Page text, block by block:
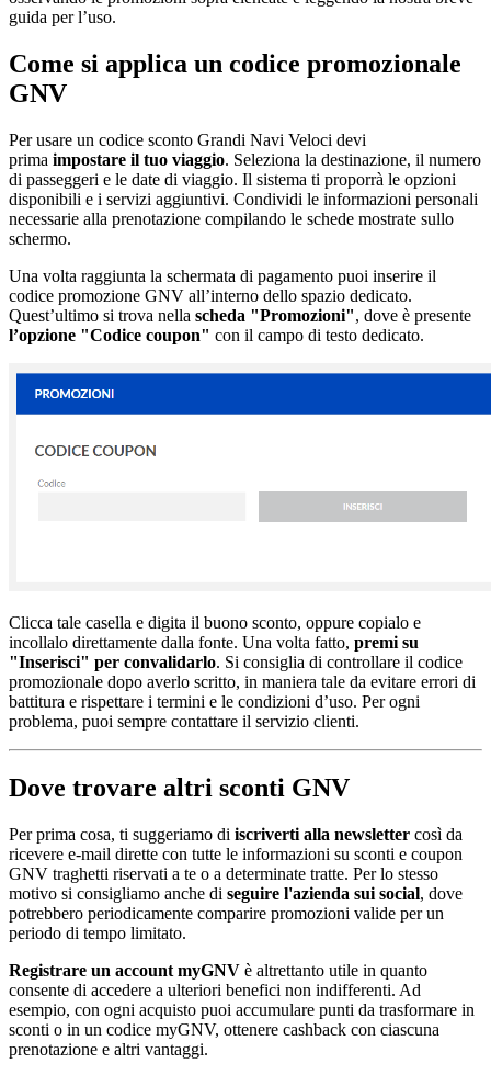
guida per l’uso.
Come si applica un codice promozionale
GNV
Per usare un codice sconto Grandi Navi Veloci devi
prima impostare il tuo viaggio. Seleziona la destinazione, il numero
di passeggeri e le date di viaggio. Il sistema ti proporrà le opzioni
disponibili e i servizi aggiuntivi. Condividi le informazioni personali
necessarie alla prenotazione compilando le schede mostrate sullo
schermo.
Una volta raggiunta la schermata di pagamento puoi inserire il
codice promozione GNV all’interno dello spazio dedicato.
Quest’ultimo si trova nella scheda "Promozioni", dove è presente
l’opzione "Codice coupon" con il campo di testo dedicato.
Clicca tale casella e digita il buono sconto, oppure copialo e
incollalo direttamente dalla fonte. Una volta fatto, premi su
"Inserisci" per convalidarlo. Si consiglia di controllare il codice
promozionale dopo averlo scritto, in maniera tale da evitare errori di
battitura e rispettare i termini e le condizioni d’uso. Per ogni
problema, puoi sempre contattare il servizio clienti.
Dove trovare altri sconti GNV
Per prima cosa, ti suggeriamo di iscriverti alla newsletter così da
ricevere e-mail dirette con tutte le informazioni su sconti e coupon
GNV traghetti riservati a te o a determinate tratte. Per lo stesso
motivo si consigliamo anche di seguire l'azienda sui social, dove
potrebbero periodicamente comparire promozioni valide per un
periodo di tempo limitato.
Registrare un account myGNV è altrettanto utile in quanto
consente di accedere a ulteriori benefici non indifferenti. Ad
esempio, con ogni acquisto puoi accumulare punti da trasformare in
sconti o in un codice myGNV, ottenere cashback con ciascuna
prenotazione e altri vantaggi.